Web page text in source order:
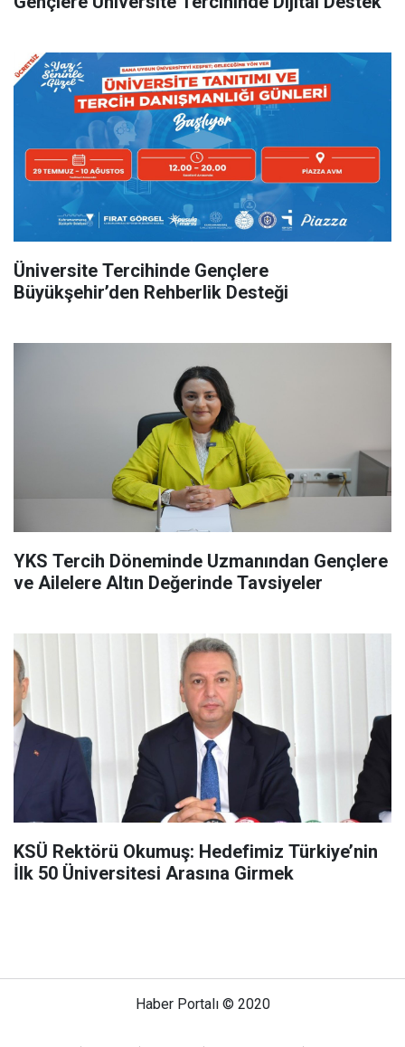
Üniversite Tercihinde Gençlere
Büyükşehir’den Rehberlik Desteği
YKS Tercih Döneminde Uzmanından Gençlere
ve Ailelere Altın Değerinde Tavsiyeler
KSÜ Rektörü Okumuş: Hedefimiz Türkiye’nin
İlk 50 Üniversitesi Arasına Girmek
Haber Portalı © 2020